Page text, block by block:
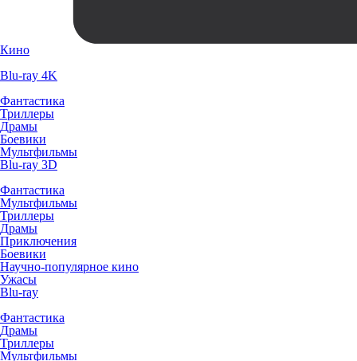
Кино
Blu-ray 4K
Фантастика
Триллеры
Драмы
Боевики
Мультфильмы
Blu-ray 3D
Фантастика
Мультфильмы
Триллеры
Драмы
Приключения
Боевики
Научно-популярное кино
Ужасы
Blu-ray
Фантастика
Драмы
Триллеры
Мультфильмы